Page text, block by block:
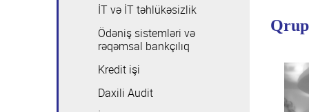
İT və İT təhlükəsizlik
Ödəniş sistemləri və
rəqəmsal bankçılıq
Kredit işi
Daxili Audit
ABA-nın tarixi
Missiyamız və vizyonumuz
Dəyərlərimiz
Hüquqi aktlar
Azərbaycan Respublikası Prezidentinin aktları
Nazirlər Kabinetinin aktları
Ekspert qrupları